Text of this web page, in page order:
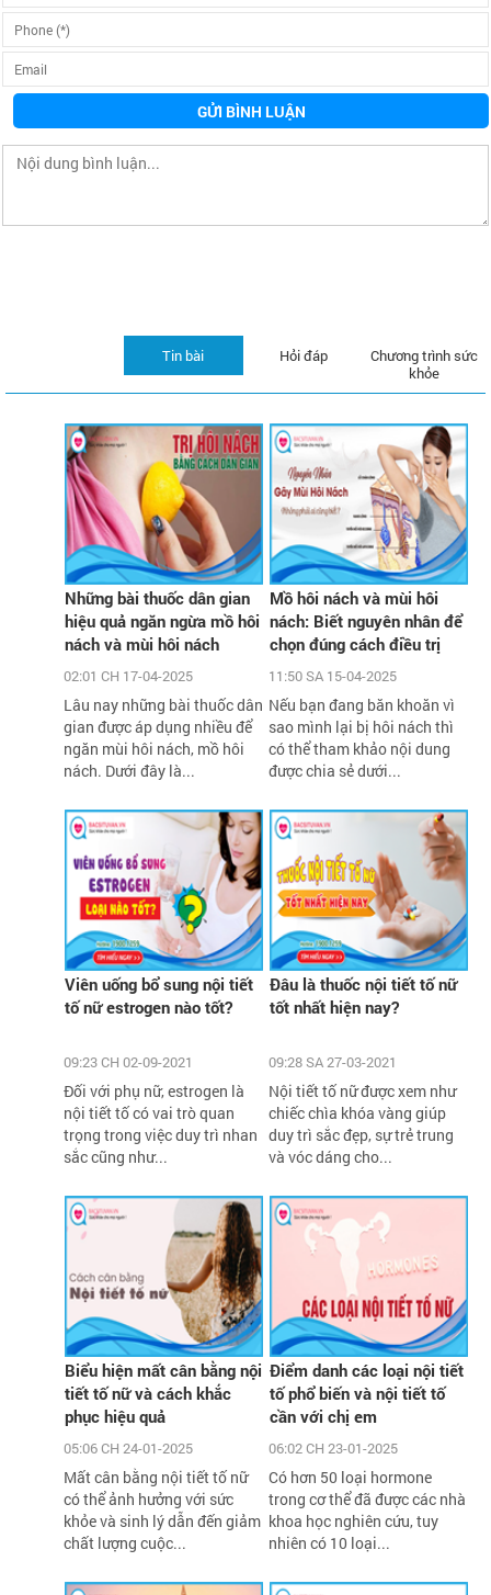
GỬI BÌNH LUẬN
Chương trình sức
khỏe
Hỏi đáp
Tin bài
Những bài thuốc dân gian
hiệu quả ngăn ngừa mồ hôi
nách và mùi hôi nách
02:01 CH 17-04-2025
Lâu nay những bài thuốc dân
gian được áp dụng nhiều để
ngăn mùi hôi nách, mồ hôi
nách. Dưới đây là...
Mồ hôi nách và mùi hôi
nách: Biết nguyên nhân để
chọn đúng cách điều trị
11:50 SA 15-04-2025
Nếu bạn đang băn khoăn vì
sao mình lại bị hôi nách thì
có thể tham khảo nội dung
được chia sẻ dưới...
Viên uống bổ sung nội tiết
tố nữ estrogen nào tốt?
09:23 CH 02-09-2021
Đối với phụ nữ, estrogen là
nội tiết tố có vai trò quan
trọng trong việc duy trì nhan
sắc cũng như...
Đâu là thuốc nội tiết tố nữ
tốt nhất hiện nay?
09:28 SA 27-03-2021
Nội tiết tố nữ được xem như
chiếc chìa khóa vàng giúp
duy trì sắc đẹp, sự trẻ trung
và vóc dáng cho...
Biểu hiện mất cân bằng nội
tiết tố nữ và cách khắc
phục hiệu quả
05:06 CH 24-01-2025
Mất cân bằng nội tiết tố nữ
có thể ảnh hưởng với sức
khỏe và sinh lý dẫn đến giảm
chất lượng cuộc...
Điểm danh các loại nội tiết
tố phổ biến và nội tiết tố
cần với chị em
06:02 CH 23-01-2025
Có hơn 50 loại hormone
trong cơ thể đã được các nhà
khoa học nghiên cứu, tuy
nhiên có 10 loại...